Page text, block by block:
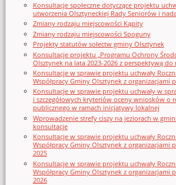
Konsultacje społeczne dotyczące projektu
utworzenia Olsztyneckiej Rady Seniorów i
Zmiany rodzaju miejscowości Kąpity
Zmiany rodzaju miejscowości Spoguny
Projekty statutów sołectw gminy Olsztynek
Konsultacje projektu „Programu Ochrony
Olsztynek na lata 2023-2026 z perspektywą do
Konsultacje w sprawie projektu uchwały
Współpracy Gminy Olsztynek z organizacjami
Konsultacje w sprawie projektu uchwały w
i szczegółowych kryteriów oceny wniosków o
publicznego w ramach inicjatywy lokalnej
Wprowadzenie strefy ciszy na jeziorach w
konsultacje
Konsultacje w sprawie projektu uchwały
Współpracy Gminy Olsztynek z organizacjami
2025
Konsultacje w sprawie projektu uchwały
Współpracy Gminy Olsztynek z organizacjami
2026